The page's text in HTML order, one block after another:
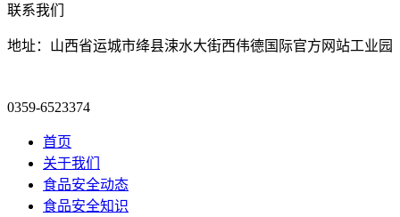
联系我们
地址：山西省运城市绛县涑水大街西伟德国际官方网站工业园
0359-6523374
首页
关于我们
食品安全动态
食品安全知识